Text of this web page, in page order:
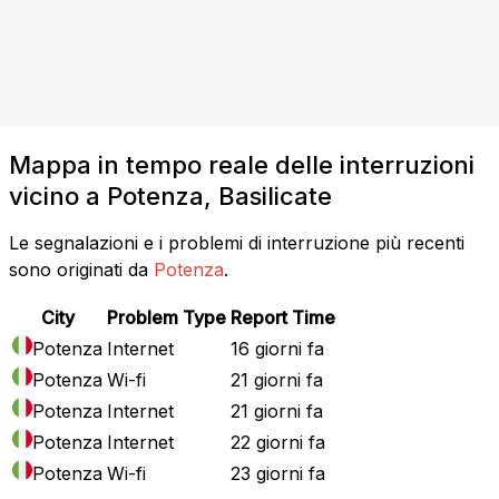
Mappa in tempo reale delle interruzioni
vicino a Potenza, Basilicate
Le segnalazioni e i problemi di interruzione più recenti
sono originati da Potenza.
City Problem Type Report Time
Potenza Internet
16 giorni fa
Potenza Wi-fi
21 giorni fa
Potenza Internet
21 giorni fa
Potenza Internet
22 giorni fa
Potenza Wi-fi 23 giorni fa